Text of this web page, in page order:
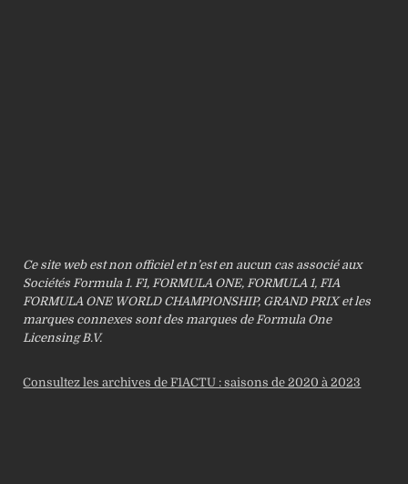
Ce site web est non officiel et n’est en aucun cas associé aux
Sociétés Formula 1. F1, FORMULA ONE, FORMULA 1, FIA
FORMULA ONE WORLD CHAMPIONSHIP, GRAND PRIX et les
marques connexes sont des marques de Formula One
Licensing B.V.
Consultez les archives de F1ACTU : saisons de 2020 à 2023